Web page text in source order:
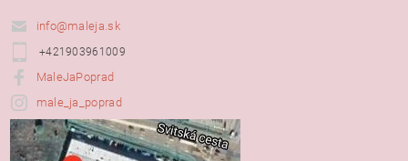
info@maleja.sk
+421903961009
MaleJaPoprad
male_ja_poprad